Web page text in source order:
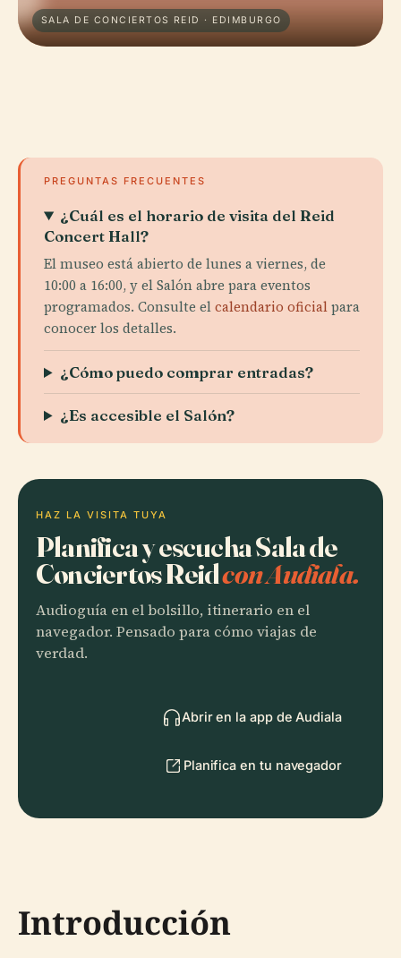
SALA DE CONCIERTOS REID · EDIMBURGO
PREGUNTAS FRECUENTES
¿Cuál es el horario de visita del Reid
Concert Hall?
El museo está abierto de lunes a viernes, de
10:00 a 16:00, y el Salón abre para eventos
programados. Consulte elcalendario oficialpara
conocer los detalles.
¿Cómo puedo comprar entradas?
¿Es accesible el Salón?
HAZ LA VISITA TUYA
Planifica y escucha Sala de
Conciertos Reidcon Audiala.
Audioguía en el bolsillo, itinerario en el
navegador. Pensado para cómo viajas de
verdad.
Abrir en la app de Audiala
Planifica en tu navegador
Introducción